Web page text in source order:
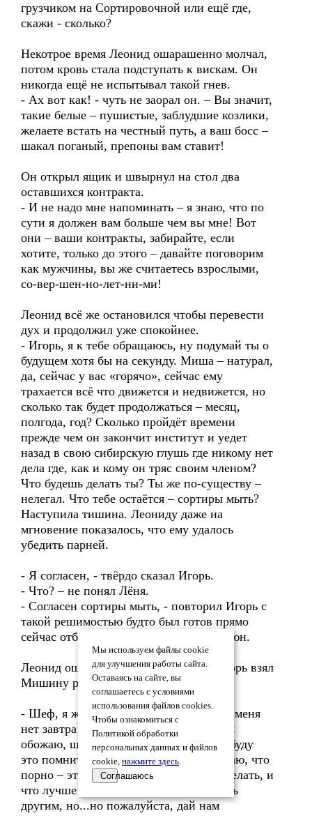
грузчиком на Сортировочной или ещё где,
скажи - сколько?
Некотрое время Леонид ошарашенно молчал,
потом кровь стала подступать к вискам. Он
никогда ещё не испытывал такой гнев.
- Ах вот как! - чуть не заорал он. – Вы значит,
такие белые – пушистые, заблудшие козлики,
желаете встать на честный путь, а ваш босс –
шакал поганый, препоны вам ставит!
Он открыл ящик и швырнул на стол два
оставшихся контракта.
- И не надо мне напоминать – я знаю, что по
сути я должен вам больше чем вы мне! Вот
они – ваши контракты, забирайте, если
хотите, только до этого – давайте поговорим
как мужчины, вы же считаетесь взрослыми,
со-вер-шен-но-лет-ни-ми!
Леонид всё же остановился чтобы перевести
дух и продолжил уже спокойнее.
- Игорь, я к тебе обращаюсь, ну подумай ты о
будущем хотя бы на секунду. Миша – натурал,
да, сейчас у вас «горячо», сейчас ему
трахается всё что движется и недвижется, но
сколько так будет продолжаться – месяц,
полгода, год? Сколько пройдёт времени
прежде чем он закончит институт и уедет
назад в свою сибирскую глушь где никому нет
дела где, как и кому он тряс своим членом?
Что будешь делать ты? Ты же по-существу –
нелегал. Что тебе остаётся – сортиры мыть?
Наступила тишина. Леониду даже на
мгновение показалось, что ему удалось
убедить парней.
- Я согласен, - твёрдо сказал Игорь.
- Что? – не понял Лёня.
- Согласен сортиры мыть, - повторил Игорь с
такой решимостью будто был готов прямо
сейчас отбыть драить ближайший гальюн.
Леонид ошалело смотрел на парня. Игорь взял
Мишину руку в свою и продолжил:
- Шеф, я же тебе когда-то сказал, что у меня
нет завтра - есть только сегодня. Я тебя
обожаю, шеф, ты спас меня – я всегда буду
это помнить, до конца дней моих, я знаю, что
порно – это единственное что я могу делать, и
что лучше уж с тобой, чем с кем-нибудь
другим, но...но пожалуйста, дай нам
Мы используем файлы cookie
для улучшения работы сайта.
Оставаясь на сайте, вы
соглашаетесь с условиями
использования файлов cookies.
Чтобы ознакомиться с
Политикой обработки
персональных данных и файлов
cookie, нажмите здесь.
Соглашаюсь